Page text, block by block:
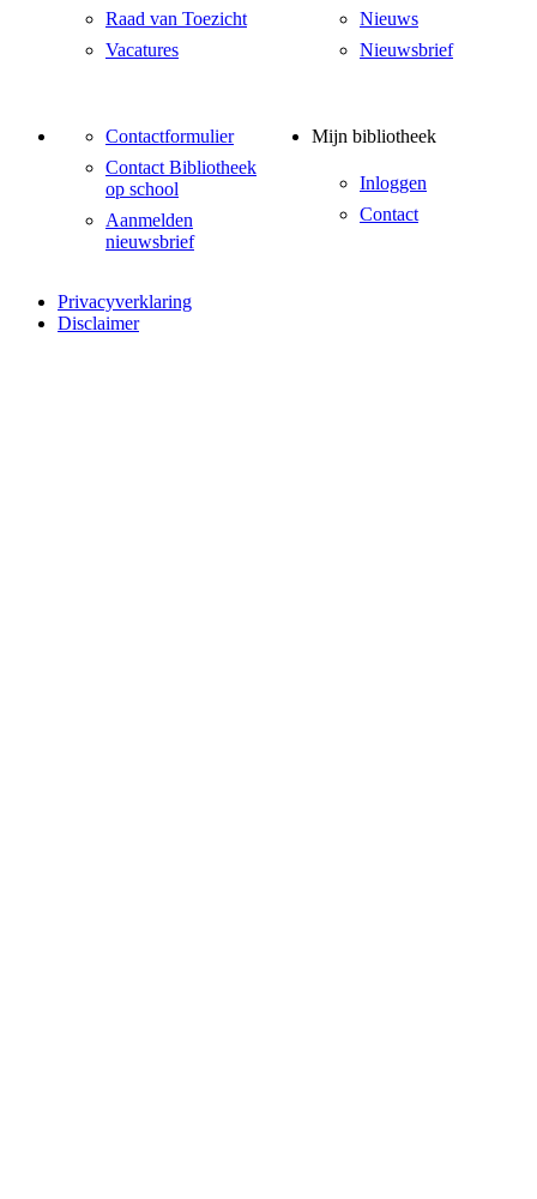
Raad van Toezicht
Vacatures
Nieuws
Nieuwsbrief
Contactformulier
Contact Bibliotheek
op school
Aanmelden
nieuwsbrief
Mijn bibliotheek
Inloggen
Contact
Privacyverklaring
Disclaimer